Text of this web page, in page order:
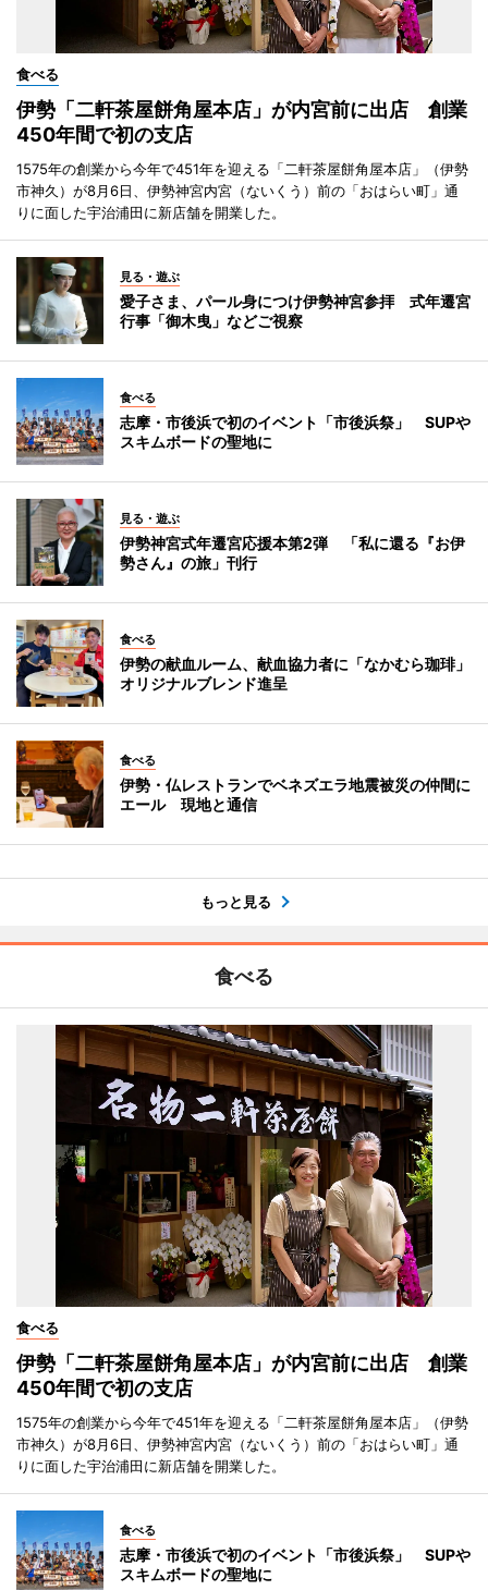
食べる
伊勢「二軒茶屋餅角屋本店」が内宮前に出店 創業
450年間で初の支店
1575年の創業から今年で451年を迎える「二軒茶屋餅角屋本店」（伊勢
市神久）が8月6日、伊勢神宮内宮（ないくう）前の「おはらい町」通
りに面した宇治浦田に新店舗を開業した。
見る・遊ぶ
愛子さま、パール身につけ伊勢神宮参拝 式年遷宮
行事「御木曳」などご視察
食べる
志摩・市後浜で初のイベント「市後浜祭」 SUPや
スキムボードの聖地に
見る・遊ぶ
伊勢神宮式年遷宮応援本第2弾 「私に還る『お伊
勢さん』の旅」刊行
食べる
伊勢の献血ルーム、献血協力者に「なかむら珈琲」
オリジナルブレンド進呈
食べる
伊勢・仏レストランでベネズエラ地震被災の仲間に
エール 現地と通信
もっと見る
食べる
食べる
伊勢「二軒茶屋餅角屋本店」が内宮前に出店 創業
450年間で初の支店
1575年の創業から今年で451年を迎える「二軒茶屋餅角屋本店」（伊勢
市神久）が8月6日、伊勢神宮内宮（ないくう）前の「おはらい町」通
りに面した宇治浦田に新店舗を開業した。
食べる
志摩・市後浜で初のイベント「市後浜祭」 SUPや
スキムボードの聖地に